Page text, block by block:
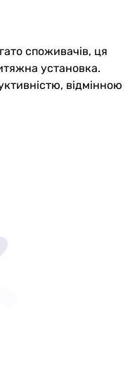
споживачів, ця
установка.
відмінною